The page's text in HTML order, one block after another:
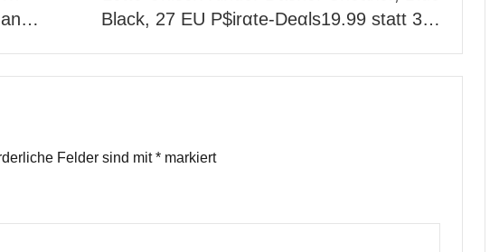
Black, 27 EU P$irαtе-Dеαls19.99 statt 3…
Felder sind mit* markiert